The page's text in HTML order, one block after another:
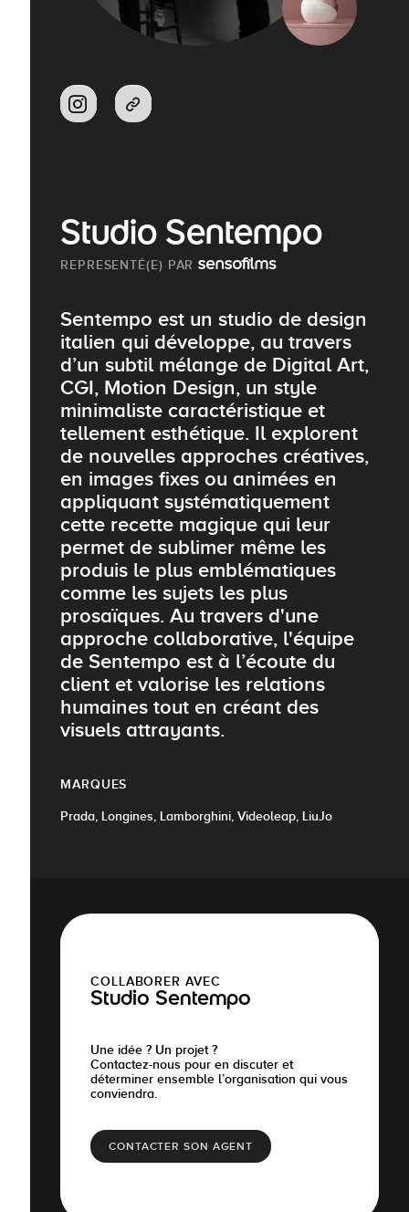
Studio Sentempo
REPRESENTÉ(E) PAR
Sentempo est un studio de design
italien qui développe, au travers
d’un subtil mélange de Digital Art,
CGI, Motion Design, un style
minimaliste caractéristique et
tellement esthétique. Il explorent
de nouvelles approches créatives,
en images fixes ou animées en
appliquant systématiquement
cette recette magique qui leur
permet de sublimer même les
produis le plus emblématiques
comme les sujets les plus
prosaïques. Au travers d'une
approche collaborative, l'équipe
de Sentempo est à l’écoute du
client et valorise les relations
humaines tout en créant des
visuels attrayants.
MARQUES
Prada, Longines, Lamborghini, Videoleap, LiuJo
COLLABORER AVEC
Studio Sentempo
Une idée ? Un projet ?
Contactez-nous pour en discuter et
déterminer ensemble l’organisation qui vous
conviendra.
CONTACTER SON AGENT